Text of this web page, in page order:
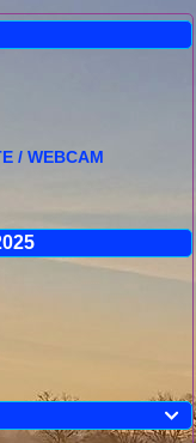
/ WEBCAM
